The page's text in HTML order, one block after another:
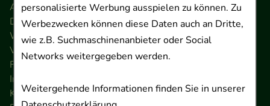
personalisierte Werbung ausspielen zu können. Zu
Werbezwecken können diese Daten auch an Dritte,
wie z.B. Suchmaschinenanbieter oder Social
Networks weitergegeben werden.
Weitergehende Informationen finden Sie in unserer
AGB
Datenschutz
Widerrufsrecht
Versandkosten
FAQ
Impressum
Kontakt